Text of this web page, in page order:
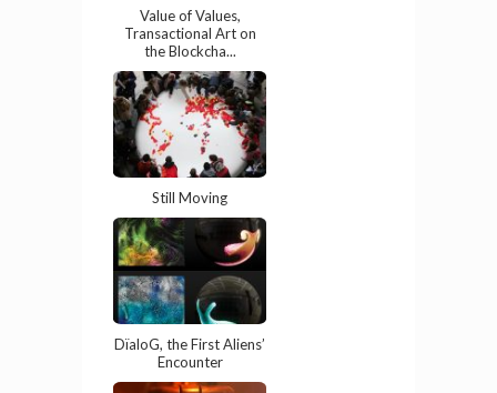
Value of Values,
Transactional Art on
the Blockcha...
Still Moving
DïaloG, the First Aliens’
Encounter